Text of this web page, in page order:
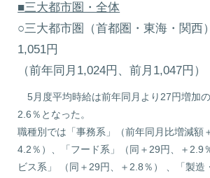
■三大都市圏・全体
○三大都市圏（首都圏・東海・関西
1,051円
（前年同月1,024円、前月1,047円）
5月度平均時給は前年同月より27円増加
2.6％となった。
職種別では「事務系」（前年同月比増減額
4.2％）、「フード系」（同＋29円、＋2.9
ビス系」 （同＋29円、＋2.8％） 、「製造